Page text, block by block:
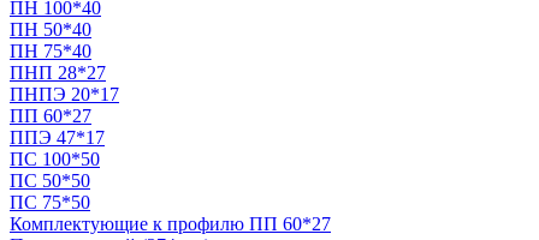
ПН 100*40
ПН 50*40
ПН 75*40
ПНП 28*27
ПНПЭ 20*17
ПП 60*27
ППЭ 47*17
ПС 100*50
ПС 50*50
ПС 75*50
Комплектующие к профилю ПП 60*27